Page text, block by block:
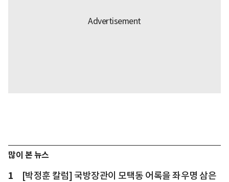
많이 본 뉴스
1
[박정훈 칼럼] 국방장관이 모택동 어록을 좌우명 삼은